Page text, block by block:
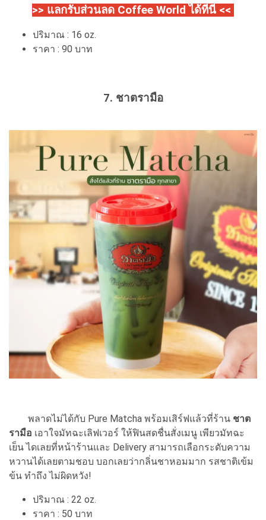
>> แลกรับส่วนลด Coffee World ได้ที่นี่ <<
ปริมาณ : 16 oz.
ราคา : 90 บาท
7. ชาตรามือ
พลาดไม่ได้กับ Pure Matcha พร้อมเสิร์ฟแล้วที่ร้าน ชาต
รามือ เอาใจมัทฉะเลิฟเวอร์ ให้ฟินสดชื่นสั่งเมนู เพียวมัทฉะ
เย็น ไดเลยที่หน้าร้านและ Delivery สามารถเลือกระดับความ
หวานได้เลยตามชอบ บอกเลยว่ากลิ่นชาหอมมาก รสชาติเข้ม
ข้น ทำถึง ไม่ผิดหวัง!
ปริมาณ : 22 oz.
ราคา : 50 บาท